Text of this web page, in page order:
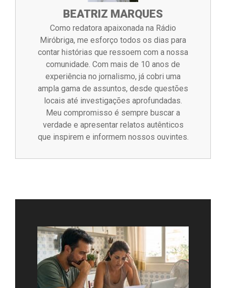
BEATRIZ MARQUES
Como redatora apaixonada na Rádio
Miróbriga, me esforço todos os dias para
contar histórias que ressoem com a nossa
comunidade. Com mais de 10 anos de
experiência no jornalismo, já cobri uma
ampla gama de assuntos, desde questões
locais até investigações aprofundadas.
Meu compromisso é sempre buscar a
verdade e apresentar relatos autênticos
que inspirem e informem nossos ouvintes.